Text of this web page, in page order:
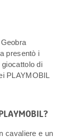
presentò i
di
PLAYMOBIL
cavaliere e un